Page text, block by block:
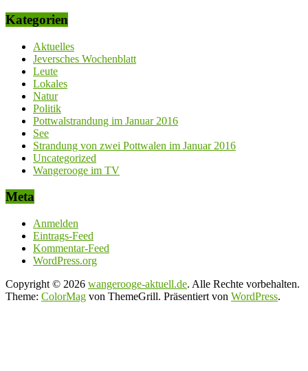
Kategorien
Aktuelles
Jeversches Wochenblatt
Leute
Lokales
Natur
Politik
Pottwalstrandung im Januar 2016
See
Strandung von zwei Pottwalen im Januar 2016
Uncategorized
Wangerooge im TV
Meta
Anmelden
Eintrags-Feed
Kommentar-Feed
WordPress.org
Copyright © 2026 wangerooge-aktuell.de. Alle Rechte vorbehalten.
Theme: ColorMag von ThemeGrill. Präsentiert von WordPress.